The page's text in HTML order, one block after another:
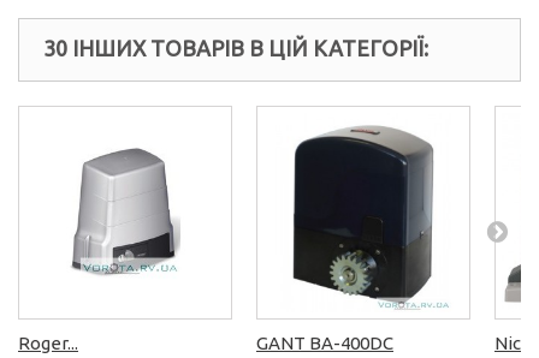
30 ІНШИХ ТОВАРІВ В ЦІЙ КАТЕГОРІЇ:
Roger... GANT BA-400DC